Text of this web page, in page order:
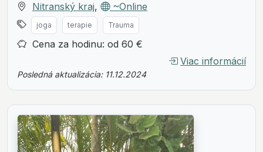
Nitranský kraj, ~Online
joga terapie Trauma
Cena za hodinu: od 60 €
Viac informácií
Posledná aktualizácia: 11.12.2024